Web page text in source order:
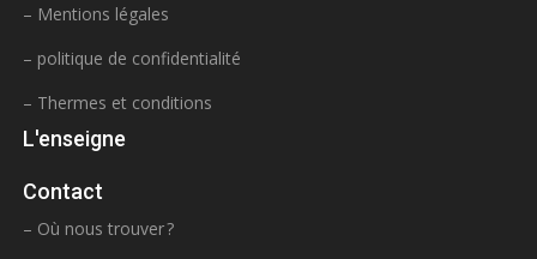
– Mentions légales
– politique de confidentialité
– Thermes et conditions
L'enseigne
Contact
– Où nous trouver ?